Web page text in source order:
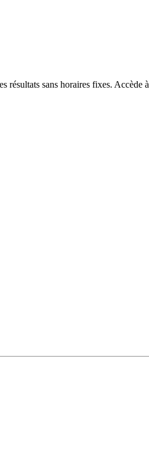
sans horaires fixes.